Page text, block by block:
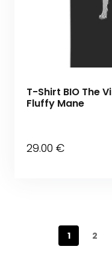
T-Shirt BIO The
Fluffy Mane
29.00 €
1 2